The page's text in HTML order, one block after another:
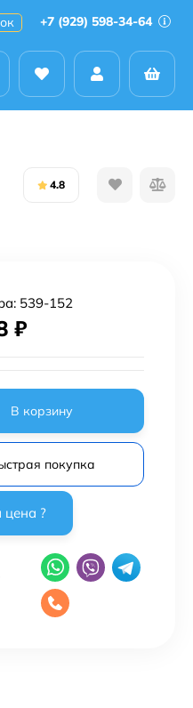
+7 (929) 598-34-64
4.8
539-152
₽
В корзину
покупка